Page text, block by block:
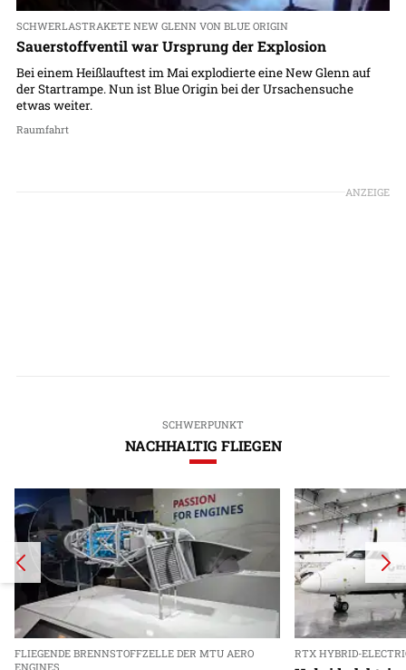
SCHWERLASTRAKETE NEW GLENN VON BLUE ORIGIN
Sauerstoffventil war Ursprung der Explosion
Bei einem Heißlauftest im Mai explodierte eine New Glenn auf
der Startrampe. Nun ist Blue Origin bei der Ursachensuche
etwas weiter.
Raumfahrt
ANZEIGE
SCHWERPUNKT
NACHHALTIG FLIEGEN
FLIEGENDE BRENNSTOFFZELLE DER MTU AERO
ENGINES
RTX HYBRID-